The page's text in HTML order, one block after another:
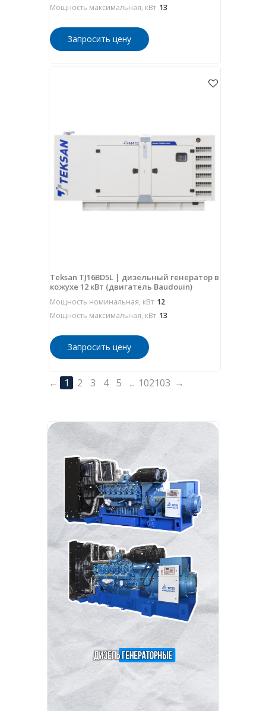
Мощность максимальная, кВт 13
Запросить цену
Teksan TJ16BD5L | дизельный генератор в
кожухе 12 кВт (двигатель Baudouin)
Мощность номинальная, кВт 12
Мощность максимальная, кВт 13
Запросить цену
← 1 2 3 4 5 ... 102103 →